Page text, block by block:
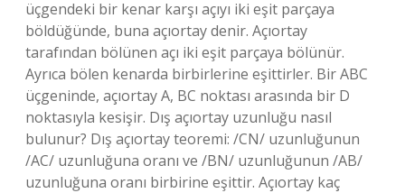
üçgendeki bir kenar karşı açıyı iki eşit parçaya
böldüğünde, buna açıortay denir. Açıortay
tarafından bölünen açı iki eşit parçaya bölünür.
Ayrıca bölen kenarda birbirlerine eşittirler. Bir ABC
üçgeninde, açıortay A, BC noktası arasında bir D
noktasıyla kesişir. Dış açıortay uzunluğu nasıl
bulunur? Dış açıortay teoremi: /CN/ uzunluğunun
/AC/ uzunluğuna oranı ve /BN/ uzunluğunun /AB/
uzunluğuna oranı birbirine eşittir. Açıortay kaç